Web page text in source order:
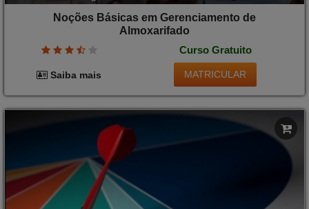
Noções Básicas em Gerenciamento de
Almoxarifado
Curso Gratuito
Saiba mais MATRICULAR